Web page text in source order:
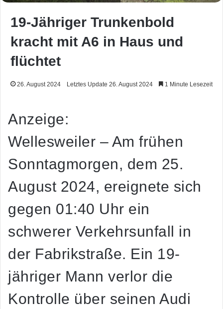
19-Jähriger Trunkenbold
kracht mit A6 in Haus und
flüchtet
26. August 2024 Letztes Update 26. August 2024 1 Minute Lesezeit
Anzeige:
Wellesweiler – Am frühen
Sonntagmorgen, dem 25.
August 2024, ereignete sich
gegen 01:40 Uhr ein
schwerer Verkehrsunfall in
der Fabrikstraße. Ein 19-
jähriger Mann verlor die
Kontrolle über seinen Audi